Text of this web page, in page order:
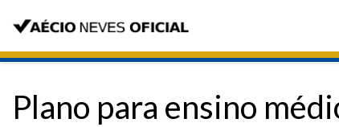
Plano para ensino